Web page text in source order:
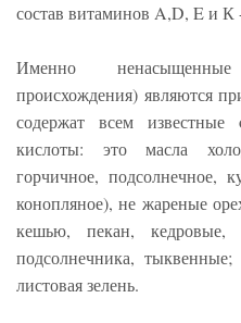
состав витаминов A,D, E и К
Именно
происхождения) являются
содержат всем
кислоты: это масла
горчичное, подсолнечное,
конопляное), не жареные
кешью, пекан, кедровые,
подсолнечника,
листовая зелень.